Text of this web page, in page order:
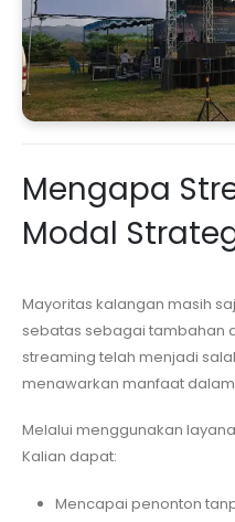
Mengapa
Modal
Mayoritas kalangan masih
sebatas sebagai tambahan
streaming telah menjadi
menawarkan manfaat
Melalui menggunakan
Kalian dapat:
Mencapai penonton